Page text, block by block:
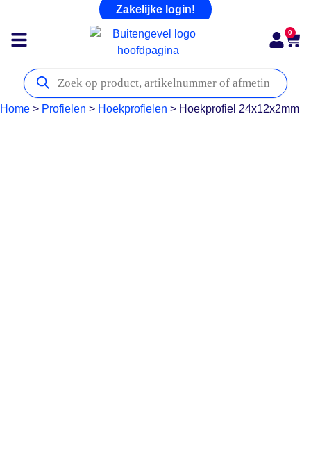
Zakelijke login!
0
Home > Profielen > Hoekprofielen > Hoekprofiel 24x12x2mm